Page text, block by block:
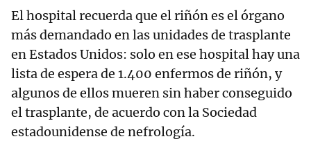
El hospital recuerda que el riñón es el órgano
más demandado en las unidades de trasplante
en Estados Unidos: solo en ese hospital hay una
lista de espera de 1.400 enfermos de riñón, y
algunos de ellos mueren sin haber conseguido
el trasplante, de acuerdo con la Sociedad
estadounidense de nefrología.